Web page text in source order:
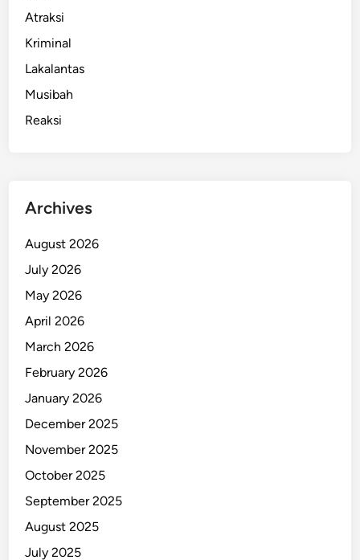
Atraksi
Kriminal
Lakalantas
Musibah
Reaksi
Archives
August 2026
July 2026
May 2026
April 2026
March 2026
February 2026
January 2026
December 2025
November 2025
October 2025
September 2025
August 2025
July 2025